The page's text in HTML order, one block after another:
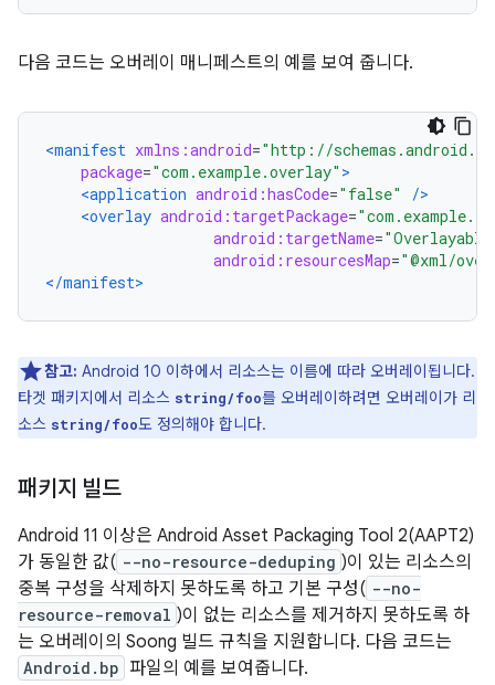
다음 코드는 오버레이 매니페스트의 예를 보여 줍니다.
<manifest xmlns:android="http://
package="com.example.overlay" >
<application android:hasCode="false"
/>
<overlay android:targetPackage=
android:targetName=
android:resourcesMap="@xml/
</manifest>
참고: Android 10 이하에서 리소스는 이름에 따라 오버레이됩니다.
타겟 패키지에서 리소스 string/foo를 오버레이하려면 오버레이가 리
소스 string/foo도 정의해야 합니다.
패키지 빌드
Android 11 이상은 Android Asset Packaging Tool 2(AAPT2)
가 동일한 값( --no-resource-deduping )이 있는 리소스의
중복 구성을 삭제하지 못하도록 하고 기본 구성( --no-
resource-removal )이 없는 리소스를 제거하지 못하도록 하
는 오버레이의 Soong 빌드 규칙을 지원합니다. 다음 코드는
Android.bp 파일의 예를 보여줍니다.